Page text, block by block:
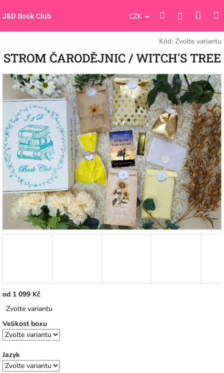
naJ&D Book Club CZK HledatPřihlášení
Kód: Zvolte variantu
STROM ČARODĚJNIC / WITCH'S TREE
od 1 099 Kč
cena:
Zvolte variantu
Velikost boxu
Jazyk